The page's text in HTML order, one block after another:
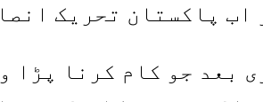
پاکستان تحریک
بعد جو کام کرنا